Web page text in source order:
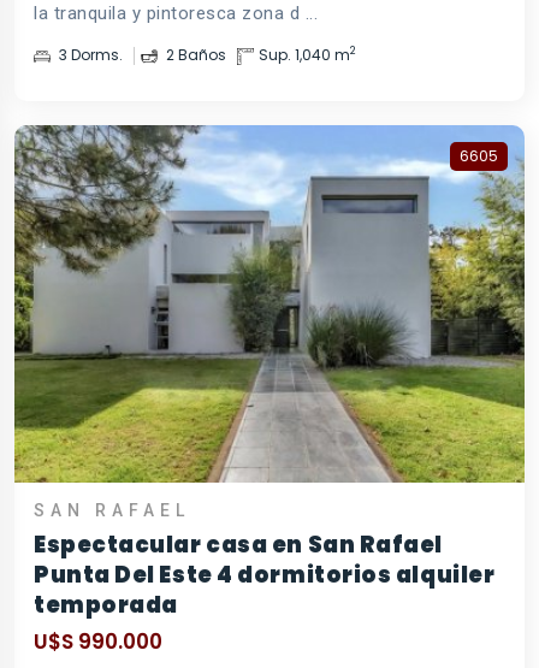
la tranquila y pintoresca zona d ...
3 Dorms. 2 Baños Sup. 1,040 m2
6605
SAN RAFAEL
Espectacular casa en San Rafael
Punta Del Este 4 dormitorios alquiler
temporada
U$S 990.000